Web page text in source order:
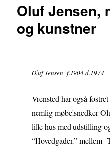
Oluf Jensen,
og kunstner
Oluf Jensen f.1904 d.1974
Vrensted har også
nemlig møbelsnedker
lille hus med udstilling
“Hovedgaden” mellem